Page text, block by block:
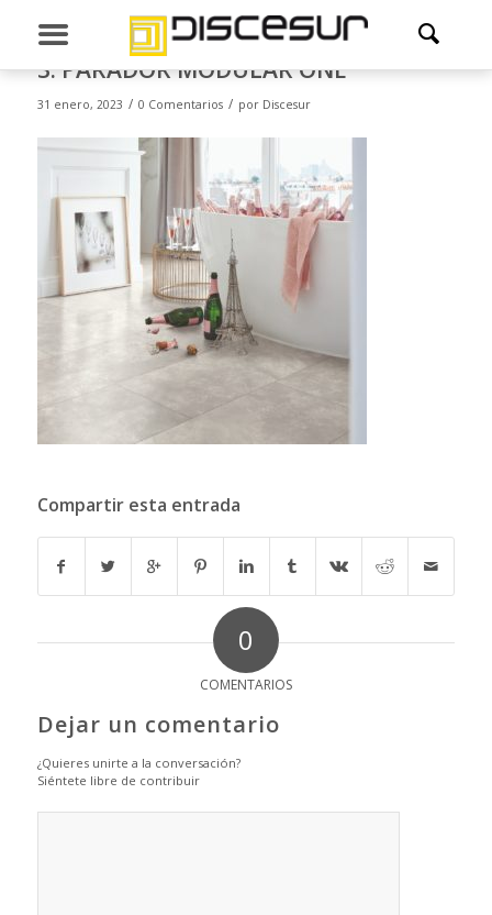
3. PARADOR MODULAR ONE
31 enero, 2023 / 0 Comentarios / por Discesur
Compartir esta entrada
0
COMENTARIOS
Dejar un comentario
¿Quieres unirte a la conversación?
Siéntete libre de contribuir